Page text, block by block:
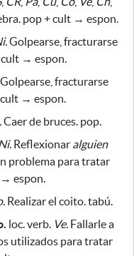
pop + cult → espon.
Golpearse, fracturarse
cult → espon.
Golpearse, fracturarse
→ espon.
Caer de bruces. pop.
Reflexionar alguien
problema para tratar
espon.
Realizar el coito. tabú.
loc. verb. Ve. Fallarle a
utilizados para tratar